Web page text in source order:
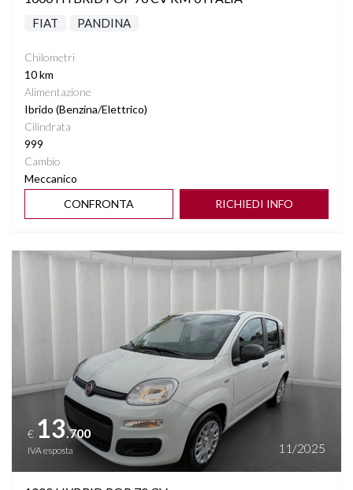
FIAT PANDINA
Chilometri
10 km
Alimentazione
Ibrido (Benzina/Elettrico)
Cilindrata
999
Cambio
Meccanico
CONFRONTA
RICHIEDI INFO
Vedi dettagli
€ 13.700
IVA esposta 11/2025